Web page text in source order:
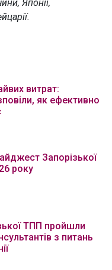
Японії,
витрат:
як ефективно
Запорізької
року
ТПП пройшли
з питань